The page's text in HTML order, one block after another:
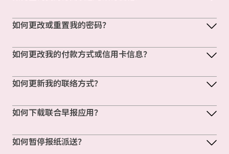
如何更改或重置我的密码？
如何更改我的付款方式或信用卡信息？
如何更新我的联络方式？
如何下载联合早报应用？
如何暂停报纸派送？